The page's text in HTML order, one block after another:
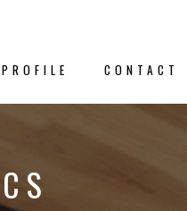
PROFILE CONTACT
着情報